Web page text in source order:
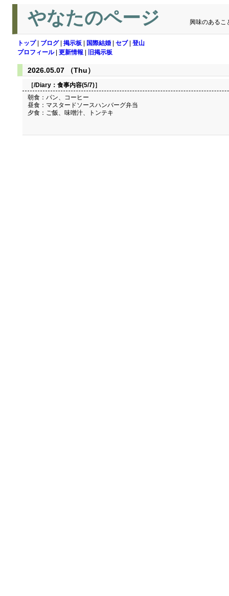
やなたのページ 興味のあるこ
トップ| ブログ| 掲示板 国際結婚 セブ| 登山
プロフィール| 更新情報 旧掲示板
2026.05.07 （Thu）
［/Diary： 食事内容(5/7)］
朝食：パン、コーヒー
昼食：マスタードソースハンバーグ弁当
夕食：ご飯、味噌汁、トンテキ